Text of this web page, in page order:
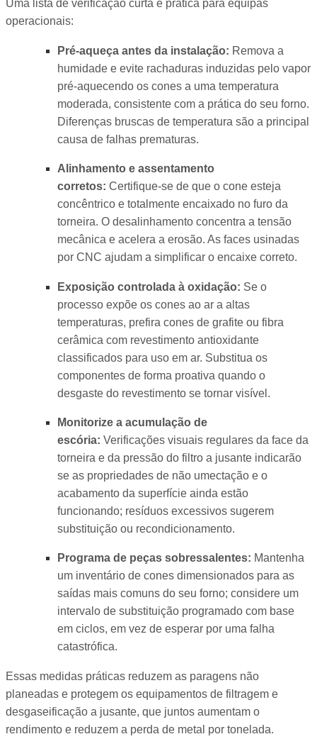
Uma lista de verificação curta e prática para equipas
operacionais:
Pré-aqueça antes da instalação: Remova a
humidade e evite rachaduras induzidas pelo vapor
pré-aquecendo os cones a uma temperatura
moderada, consistente com a prática do seu forno.
Diferenças bruscas de temperatura são a principal
causa de falhas prematuras.
Alinhamento e assentamento
corretos: Certifique-se de que o cone esteja
concêntrico e totalmente encaixado no furo da
torneira. O desalinhamento concentra a tensão
mecânica e acelera a erosão. As faces usinadas
por CNC ajudam a simplificar o encaixe correto.
Exposição controlada à oxidação: Se o
processo expõe os cones ao ar a altas
temperaturas, prefira cones de grafite ou fibra
cerâmica com revestimento antioxidante
classificados para uso em ar. Substitua os
componentes de forma proativa quando o
desgaste do revestimento se tornar visível.
Monitorize a acumulação de
escória: Verificações visuais regulares da face da
torneira e da pressão do filtro a jusante indicarão
se as propriedades de não umectação e o
acabamento da superfície ainda estão
funcionando; resíduos excessivos sugerem
substituição ou recondicionamento.
Programa de peças sobressalentes: Mantenha
um inventário de cones dimensionados para as
saídas mais comuns do seu forno; considere um
intervalo de substituição programado com base
em ciclos, em vez de esperar por uma falha
catastrófica.
Essas medidas práticas reduzem as paragens não
planeadas e protegem os equipamentos de filtragem e
desgaseificação a jusante, que juntos aumentam o
rendimento e reduzem a perda de metal por tonelada.